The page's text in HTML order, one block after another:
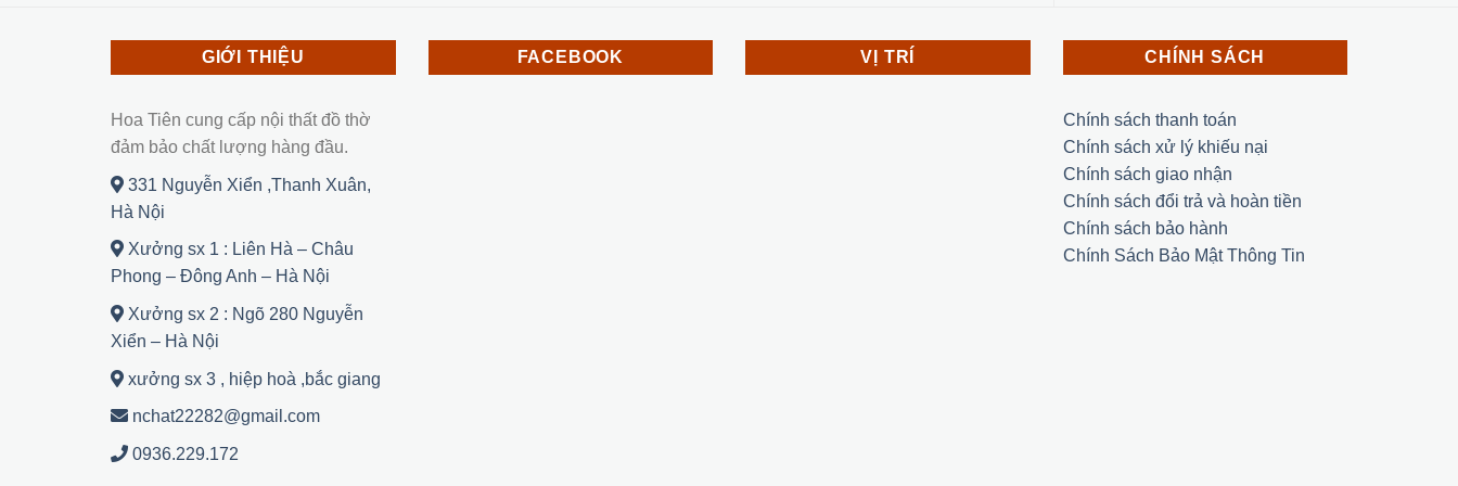
GIỚI THIỆU
Hoa Tiên cung cấp nội thất đồ thờ
đảm bảo chất lượng hàng đầu.
331 Nguyễn Xiển ,Thanh Xuân,
Hà Nội
Xưởng sx 1 : Liên Hà – Châu
Phong – Đông Anh – Hà Nội
Xưởng sx 2 : Ngõ 280 Nguyễn
Xiển – Hà Nội
xưởng sx 3 , hiệp hoà ,bắc giang
nchat22282@gmail.com
0936.229.172
FACEBOOK VỊ TRÍ CHÍNH SÁCH
Chính sách thanh toán
Chính sách xử lý khiếu nại
Chính sách giao nhận
Chính sách đổi trả và hoàn tiền
Chính sách bảo hành
Chính Sách Bảo Mật Thông Tin